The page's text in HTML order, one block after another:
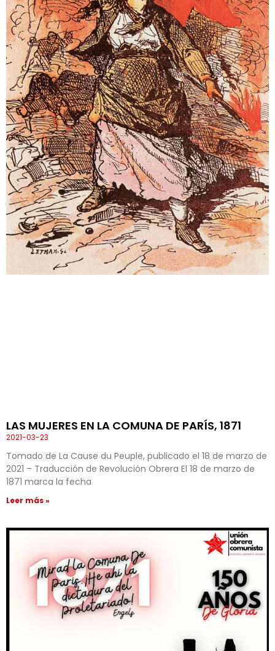
LAS MUJERES EN LA COMUNA DE PARÍS, 1871
2021-03-23
Tomado de La Cause du Peuple, publicado el 18 de marzo de
2021 – Traducción de Revolución Obrera El 18 de marzo de
1871 marca la fecha
Leer más »